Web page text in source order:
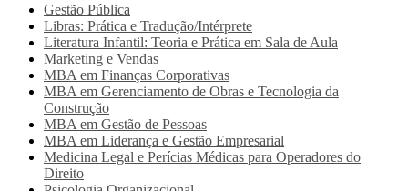
Gestão Pública
Libras: Prática e Tradução/Intérprete
Literatura Infantil: Teoria e Prática em Sala de Aula
Marketing e Vendas
MBA em Finanças Corporativas
MBA em Gerenciamento de Obras e Tecnologia da
Construção
MBA em Gestão de Pessoas
MBA em Liderança e Gestão Empresarial
Medicina Legal e Perícias Médicas para Operadores do
Direito